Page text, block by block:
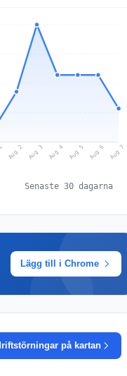
Aug 2 Aug 3 Aug 4 Aug 5 Aug 6 Aug 7
Senaste 30 dagarna
Lägg till i Chrome
på kartan